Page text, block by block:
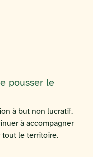
pousser le
à but non lucratif.
à accompagner
tout le territoire.